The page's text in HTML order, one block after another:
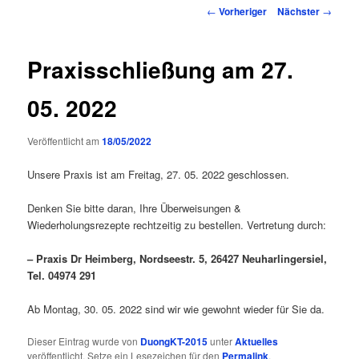
Beitragsnavigation
← Vorheriger Nächster →
Praxisschließung am 27.
05. 2022
Veröffentlicht am18/05/2022
Unsere Praxis ist am Freitag, 27. 05. 2022 geschlossen.
Denken Sie bitte daran, Ihre Überweisungen &
Wiederholungsrezepte rechtzeitig zu bestellen. Vertretung durch:
– Praxis Dr Heimberg, Nordseestr. 5, 26427 Neuharlingersiel,
Tel. 04974 291
Ab Montag, 30. 05. 2022 sind wir wie gewohnt wieder für Sie da.
Dieser Eintrag wurde von DuongKT-2015unterAktuelles
veröffentlicht. Setze ein Lesezeichen für den Permalink.